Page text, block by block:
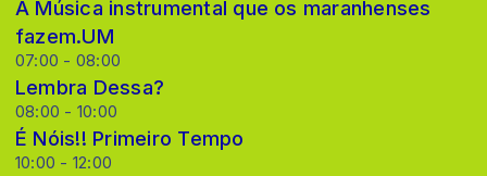
A Música instrumental que os maranhenses
fazem.UM
07:00 - 08:00
Lembra Dessa?
08:00 - 10:00
É Nóis!! Primeiro Tempo
10:00 - 12:00